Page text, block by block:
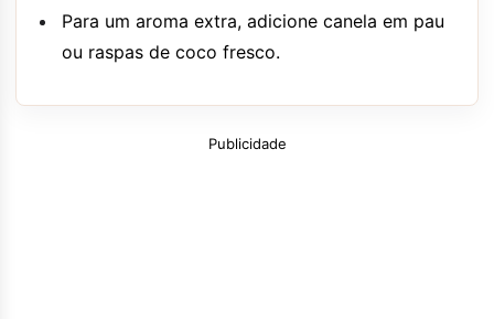
Para um aroma extra, adicione canela em pau
ou raspas de coco fresco.
Publicidade